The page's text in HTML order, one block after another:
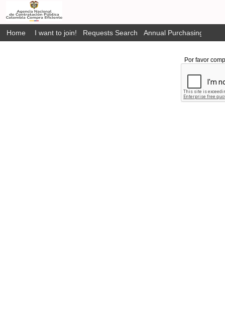
Home I want to join! Requests Search Annual Purchasing Plan
Por favor